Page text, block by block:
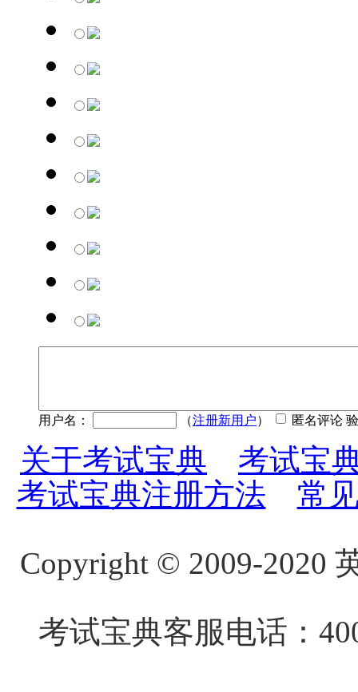
用户名： （注册新用户） 匿名评论
关于考试宝典
考试宝
考试宝典注册方法
常
Copyright © 2009-2020
考试宝典客服电话：